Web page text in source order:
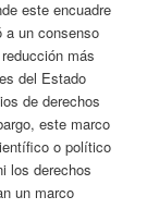
este encuadre
a un consenso
más
del Estado
de derechos
este marco
o político
los derechos
un marco